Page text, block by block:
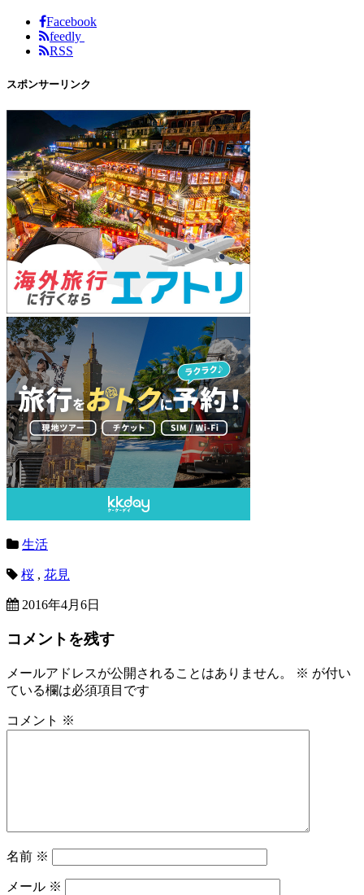
Facebook
feedly
RSS
スポンサーリンク
生活
桜 , 花見
2016年4月6日
コメントを残す
メールアドレスが公開されることはありません。 ※ が付い
ている欄は必須項目です
コメント ※
名前 ※
メール ※